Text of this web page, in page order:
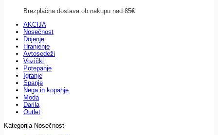
Brezplačna dostava ob nakupu nad 85€
AKCIJA
Nosečnost
Dojenje
Hranjenje
Avtosedeži
Vozički
Potepanje
Igranje
Spanje
Nega in kopanje
Moda
Darila
Outlet
Kategorija Nosečnost